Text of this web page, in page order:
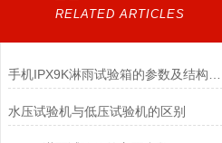
RELATED ARTICLES
水压试验机与低压试验机的区别